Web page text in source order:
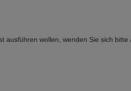
wollen, wenden Sie sich